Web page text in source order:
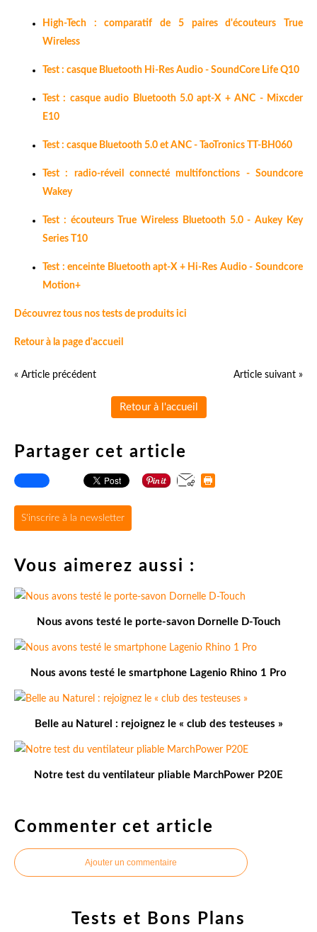
High-Tech : comparatif de 5 paires d'écouteurs True
Wireless
Test : casque Bluetooth Hi-Res Audio - SoundCore Life Q10
Test : casque audio Bluetooth 5.0 apt-X + ANC - Mixcder
E10
Test : casque Bluetooth 5.0 et ANC - TaoTronics TT-BH060
Test : radio-réveil connecté multifonctions - Soundcore
Wakey
Test : écouteurs True Wireless Bluetooth 5.0 - Aukey Key
Series T10
Test : enceinte Bluetooth apt-X + Hi-Res Audio - Soundcore
Motion+
Découvrez tous nos tests de produits ici
Retour à la page d'accueil
« Article précédent Article suivant »
Retour à l'accueil
Partager cet article
S'inscrire à la newsletter
Vous aimerez aussi :
Nous avons testé le porte-savon Dornelle D-Touch
Nous avons testé le smartphone Lagenio Rhino 1 Pro
Belle au Naturel : rejoignez le « club des testeuses »
Notre test du ventilateur pliable MarchPower P20E
Commenter cet article
Ajouter un commentaire
Tests et Bons Plans